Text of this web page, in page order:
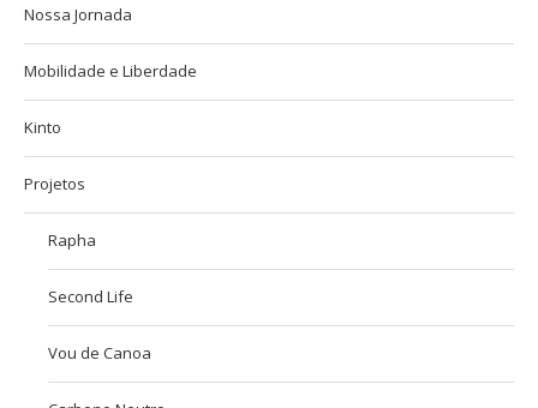
Nossa Jornada
Mobilidade e Liberdade
Kinto
Projetos
Rapha
Second Life
Vou de Canoa